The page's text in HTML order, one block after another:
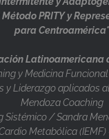
PRITY y
para Centroamérica"
Latinoamericana
y Medicina
y Liderazgo aplicados
Mendoza Coaching
Sistémico / Sandra
Metabólica